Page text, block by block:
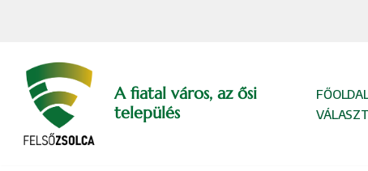
content
A fiatal város, az ősi
település
FŐOLDAL